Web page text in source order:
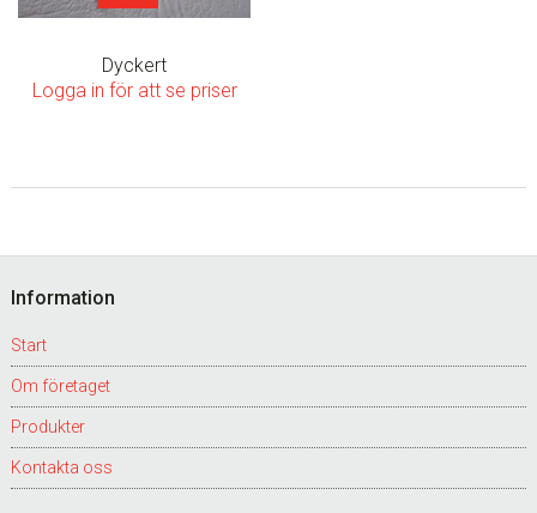
Dyckert
Logga in för att se priser
Footer
Information
Start
Om företaget
Produkter
Kontakta oss